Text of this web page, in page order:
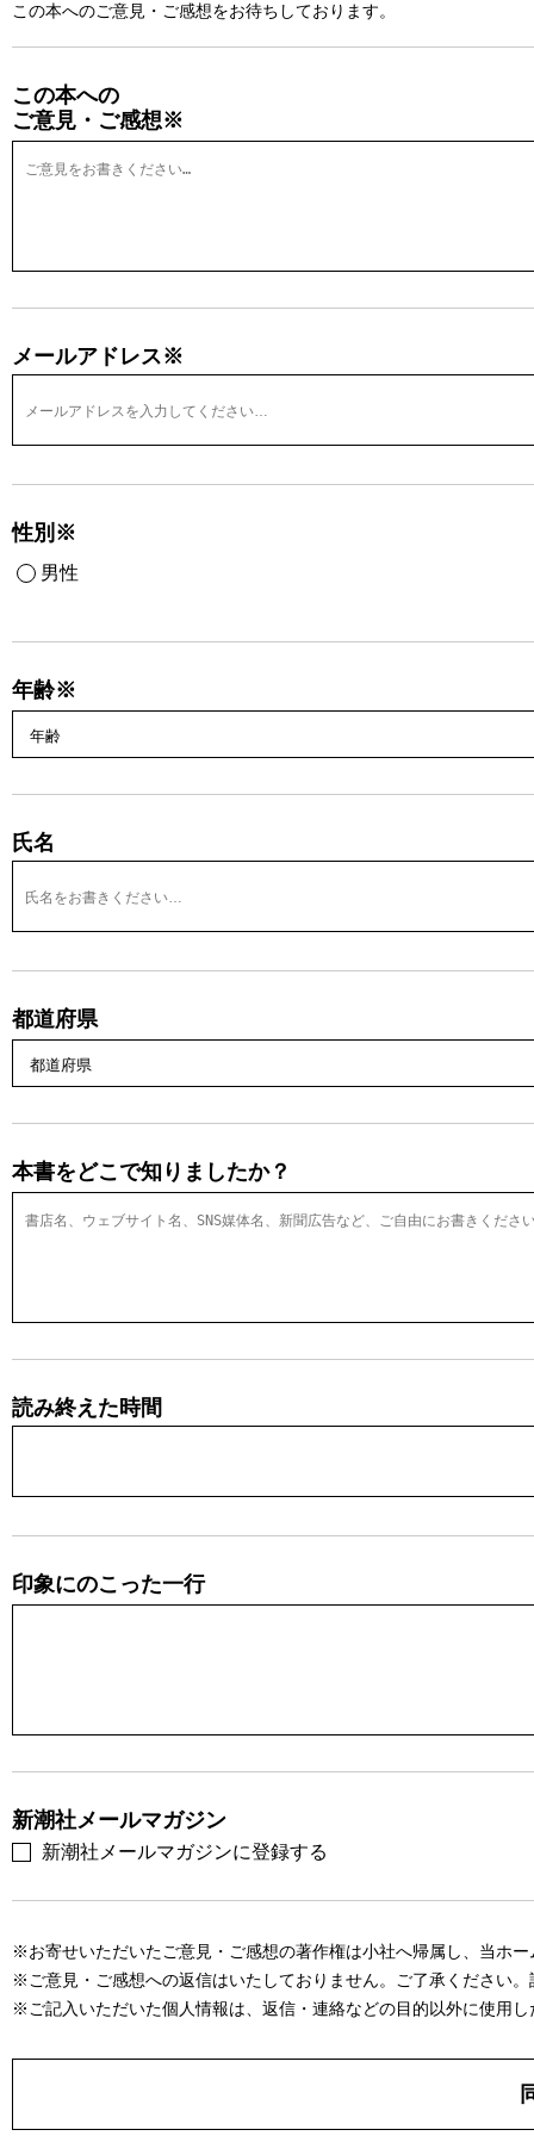
この本へのご意見・ご感想をお待ちしております。
この本への
ご意見・ご感想※
メールアドレス※
性別※
男性
年齢※
氏名
都道府県
本書をどこで知りましたか？
読み終えた時間
印象にのこった一行
新潮社メールマガジン
新潮社メールマガジンに登録する
※お寄せいただいたご意見・ご感想の著作権は小社へ帰属し、当ホ
※ご意見・ご感想への返信はいたしておりません。ご了承ください。
※ご記入いただいた個人情報は、返信・連絡などの目的以外に使用